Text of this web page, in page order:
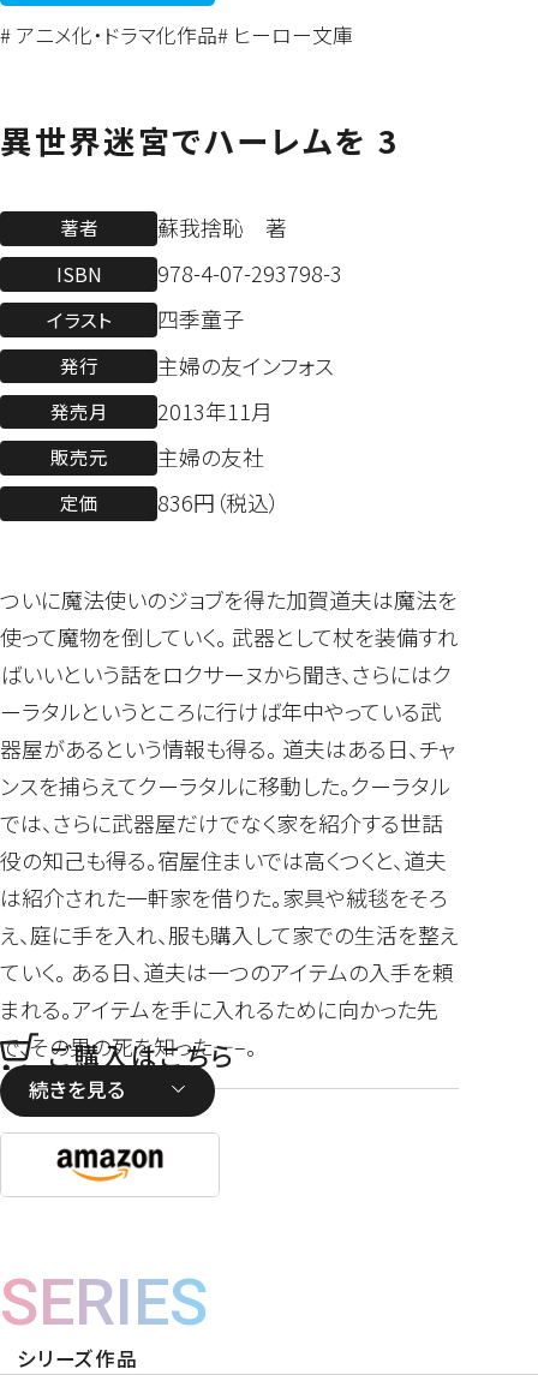
# アニメ化・ドラマ化作品# ヒーロー文庫
異世界迷宮でハーレムを 3
著者 蘇我捨恥 著
ISBN 978-4-07-293798-3
イラスト 四季童子
発行 主婦の友インフォス
発売月 2013年11月
販売元 主婦の友社
定価 836円（税込）
ついに魔法使いのジョブを得た加賀道夫は魔法を
使って魔物を倒していく。 武器として杖を装備すれ
ばいいという話をロクサーヌから聞き、さらにはク
ーラタルというところに行けば年中やっている武
器屋があるという情報も得る。 道夫はある日、チャ
ンスを捕らえてクーラタルに移動した。クーラタル
では、さらに武器屋だけでなく家を紹介する世話
役の知己も得る。宿屋住まいでは高くつくと、道夫
は紹介された一軒家を借りた。家具や絨毯をそろ
え、庭に手を入れ、服も購入して家での生活を整え
ていく。 ある日、道夫は一つのアイテムの入手を頼
まれる。アイテムを手に入れるために向かった先
で、その男の死を知った—–。
続きを見る
ご購入はこちら
SERIES
シリーズ作品